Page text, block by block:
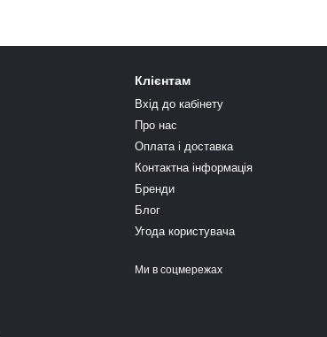
Клієнтам
Вхід до кабінету
Про нас
Оплата і доставка
Контактна інформація
Бренди
Блог
Угода користувача
Ми в соцмережах